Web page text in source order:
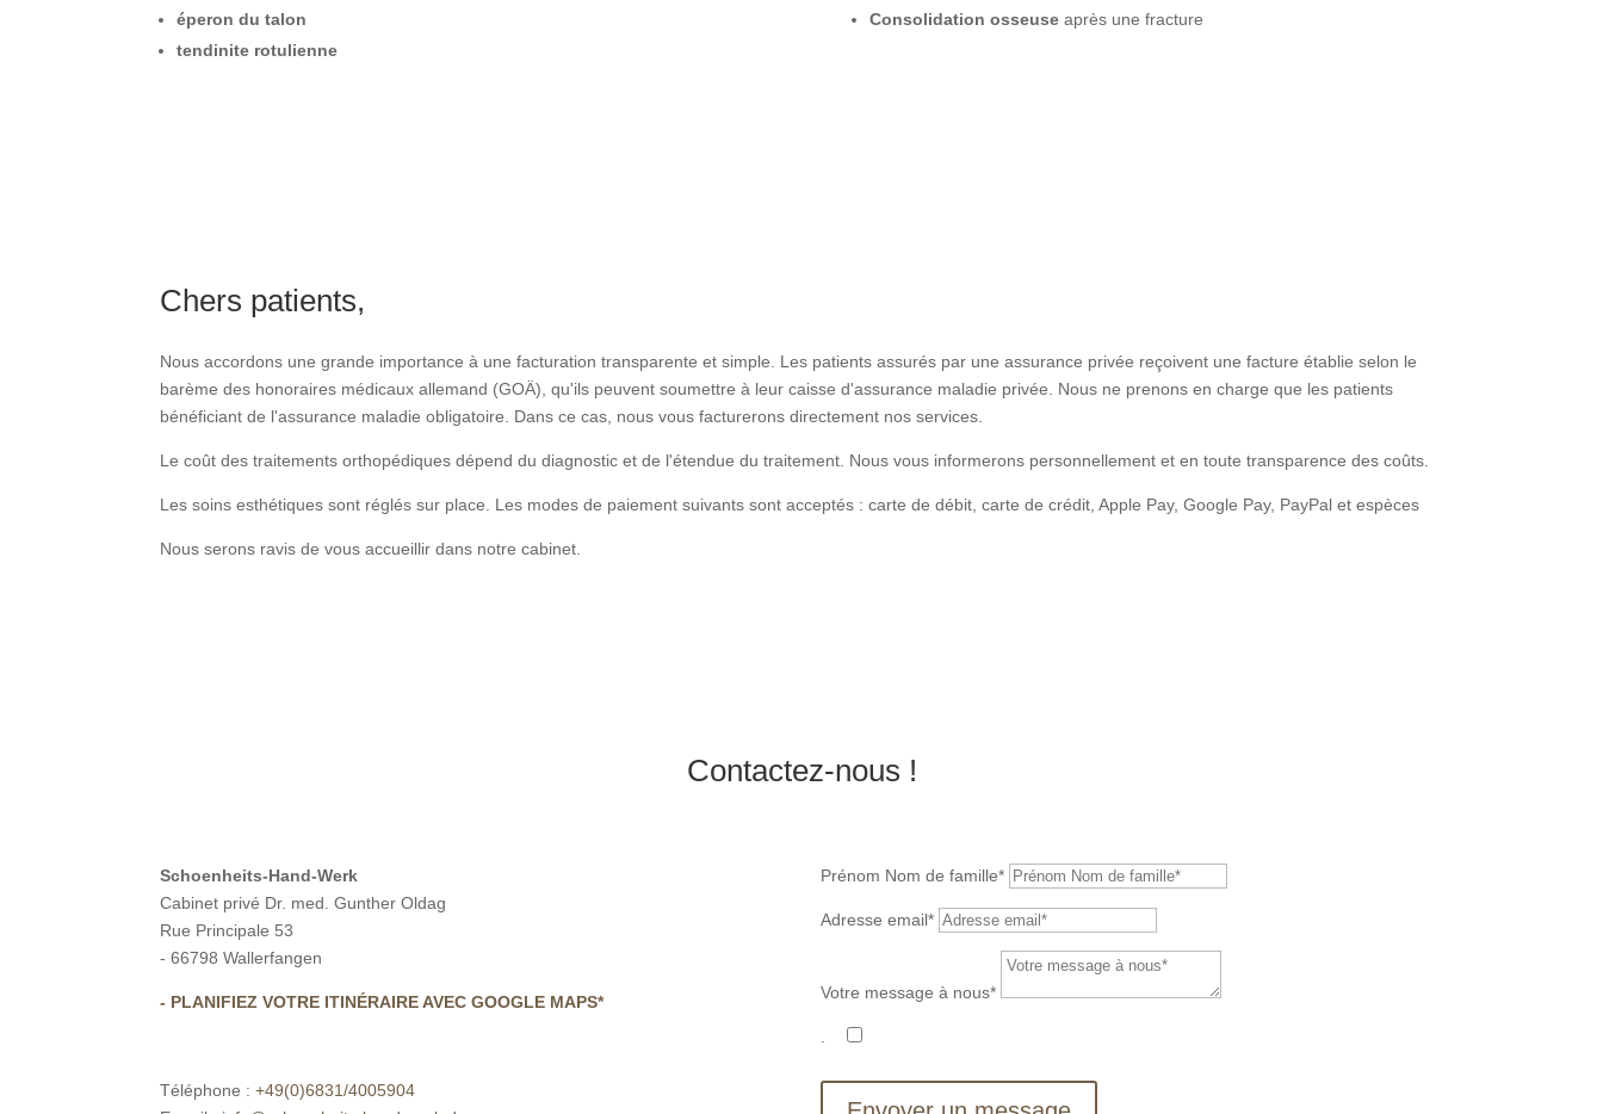
éperon du talon
tendinite rotulienne
Consolidation osseuseaprès une fracture
Chers patients,
Nous accordons une grande importance à une facturation transparente et simple. Les patients assurés par une assurance privée reçoivent une facture établie selon le
barème des honoraires médicaux allemand (GOÄ), qu'ils peuvent soumettre à leur caisse d'assurance maladie privée. Nous ne prenons en charge que les patients
bénéficiant de l'assurance maladie obligatoire. Dans ce cas, nous vous facturerons directement nos services.
Le coût des traitements orthopédiques dépend du diagnostic et de l'étendue du traitement. Nous vous informerons personnellement et en toute transparence des coûts.
Les soins esthétiques sont réglés sur place. Les modes de paiement suivants sont acceptés : carte de débit, carte de crédit, Apple Pay, Google Pay, PayPal et espèces
Nous serons ravis de vous accueillir dans notre cabinet.
Contactez-nous !
Schoenheits-Hand-Werk
Cabinet privé Dr. med. Gunther Oldag
Rue Principale 53
- 66798 Wallerfangen
- PLANIFIEZ VOTRE ITINÉRAIRE AVEC GOOGLE MAPS*
Téléphone :+49(0)6831/4005904
Prénom Nom de famille*
Adresse email*
Votre message à nous*